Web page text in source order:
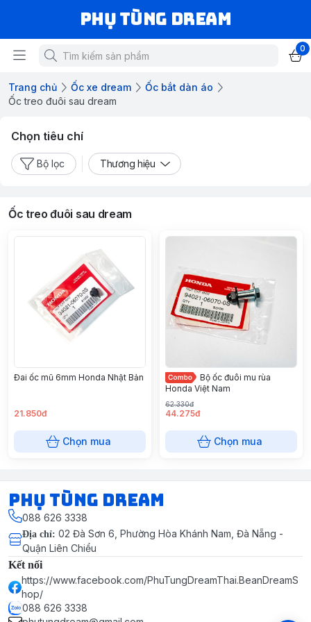
Phụ Tùng Dream
0
Trang chủ Ốc xe dream
Ốc bắt dàn áo
Ốc treo đuôi sau dream
Chọn tiêu chí
Bộ lọc Thương hiệu
Ốc treo đuôi sau dream
Đai ốc mũ 6mm Honda Nhật Bản
21.850đ
Chọn mua
Bộ ốc đuôi mu rùa
Honda Việt Nam
62.330đ
44.275đ
Chọn mua
Phụ Tùng Dream
088 626 3338
Địa chỉ: 02 Đà Sơn 6, Phường Hòa Khánh Nam, Đà Nẵng -
Quận Liên Chiểu
Kết nối
https://www.facebook.com/PhuTungDreamThai.BeanDreamS
hop/
088 626 3338